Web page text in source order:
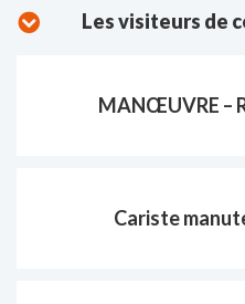
Les visiteurs de
MANŒUVRE –
Cariste